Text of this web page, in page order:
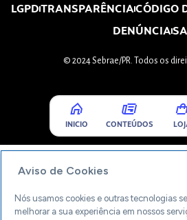
LGPDTRANSPARÊNCIACÓDIGO
DENÚNCIA
© 2024 Sebrae/PR. Todos os
INICIO CONTEÚDOS
Aviso de Cookies
Nós usamos cookies e outras tecnologias
melhorar a sua experiência em nossos